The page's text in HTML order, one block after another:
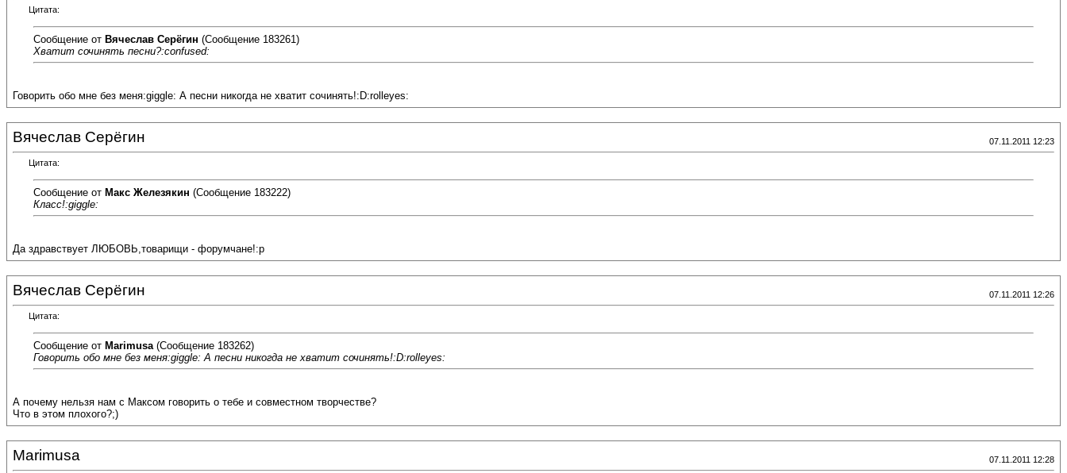
Цитата:
Сообщение от Вячеслав Серёгин (Сообщение 183261)
Хватит сочинять песни?:confused:
Говорить обо мне без меня:giggle: А песни никогда не хватит сочинять!:D:rolleyes:
Вячеслав Серёгин 07.11.2011 12:23
Цитата:
Сообщение от Макс Железякин (Сообщение 183222)
Класс!:giggle:
Да здравствует ЛЮБОВЬ,товарищи - форумчане!:p
Вячеслав Серёгин 07.11.2011 12:26
Цитата:
Сообщение от Marimusa (Сообщение 183262)
Говорить обо мне без меня:giggle: А песни никогда не хватит сочинять!:D:rolleyes:
А почему нельзя нам с Максом говорить о тебе и совместном творчестве?
Что в этом плохого?;)
Marimusa 07.11.2011 12:28